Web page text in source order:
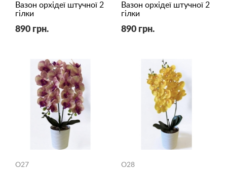
Вазон орхідеї штучної 2
гілки
890 грн.
Вазон орхідеї штучної 2
гілки
890 грн.
O27 O28